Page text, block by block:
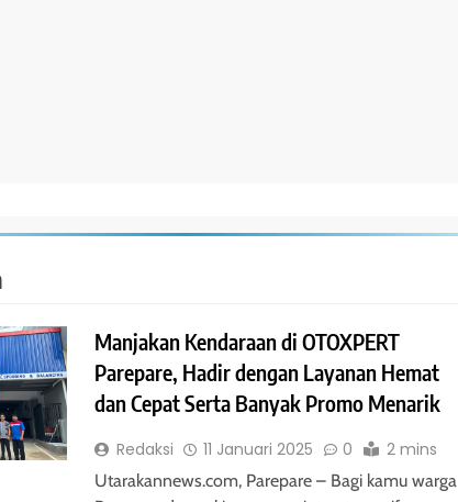
Manjakan Kendaraan di OTOXPERT
Parepare, Hadir dengan Layanan Hemat
dan Cepat Serta Banyak Promo Menarik
Redaksi 11 Januari 2025 0 2 mins
Utarakannews.com, Parepare – Bagi kamu warga